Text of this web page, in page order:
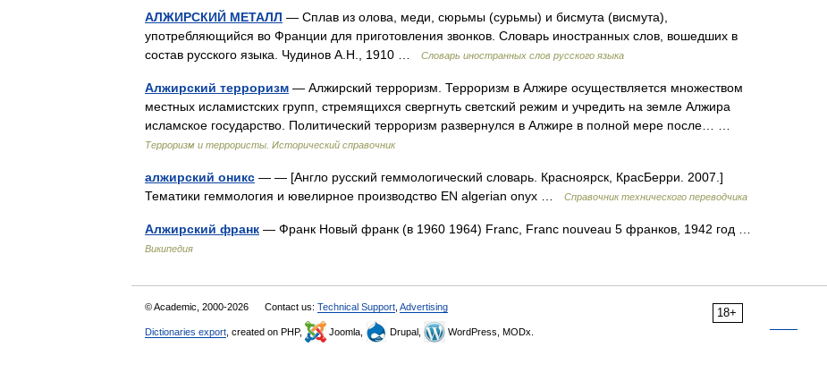
АЛЖИРСКИЙ МЕТАЛЛ — Сплав из олова, меди, сюрьмы (сурьмы) и бисмута (висмута),
употребляющийся во Франции для приготовления звонков. Словарь иностранных слов, вошедших в
состав русского языка. Чудинов А.Н., 1910 …
Словарь иностранных слов русского языка
Алжирский терроризм — Алжирский терроризм. Терроризм в Алжире осуществляется множеством
местных исламистских групп, стремящихся свергнуть светский режим и учредить на земле Алжира
исламское государство. Политический терроризм развернулся в Алжире в полной мере после… …
Терроризм и террористы. Исторический справочник
алжирский оникс — — [Англо русский геммологический словарь. Красноярск, КрасБерри. 2007.]
Тематики геммология и ювелирное производство EN algerian onyx …
Справочник технического переводчика
Алжирский франк — Франк Новый франк (в 1960 1964) Franc, Franc nouveau 5 франков, 1942 год …
Википедия
18+
© Academic, 2000-2026 Contact us: Technical Support Advertising
Dictionaries export , created on PHP, Joomla, Drupal, WordPress, MODx.